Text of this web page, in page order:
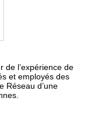
de l’expérience de
et employés des
Réseau d’une